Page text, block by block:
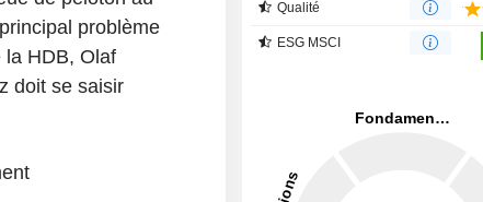
problème
la HDB, Olaf
doit se saisir
Qualité
ESG MSCI